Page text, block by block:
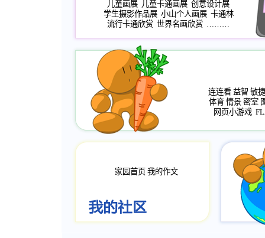
儿童画展 儿童卡通画展 创意设计展
学生摄影作品展 小山个人画展 卡通林
流行卡通欣赏 世界名画欣赏 ………
连连看 益智 敏捷
体育 情景 密室
网页小游戏
家园首页 我的作文